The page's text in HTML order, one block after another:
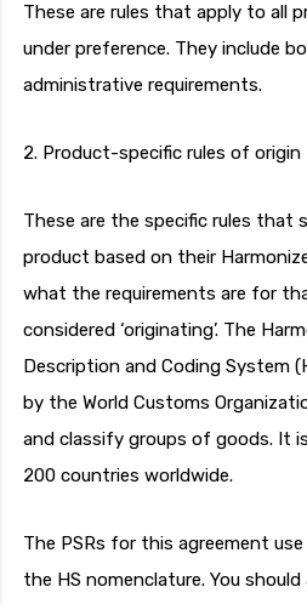
These are rules that apply to all
under preference. They include
administrative requirements.
2. Product-specific rules of origin
These are the specific rules that
product based on their
what the requirements are for
considered ‘originating’. The
Description and Coding System
by the World Customs
and classify groups of goods. It
200 countries worldwide.
The PSRs for this agreement
the HS nomenclature. You